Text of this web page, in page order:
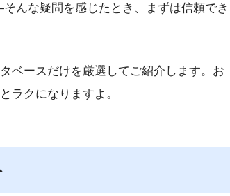
んな疑問を感じたとき、まずは信頼でき
ベースだけを厳選してご紹介します。お
ラクになりますよ。